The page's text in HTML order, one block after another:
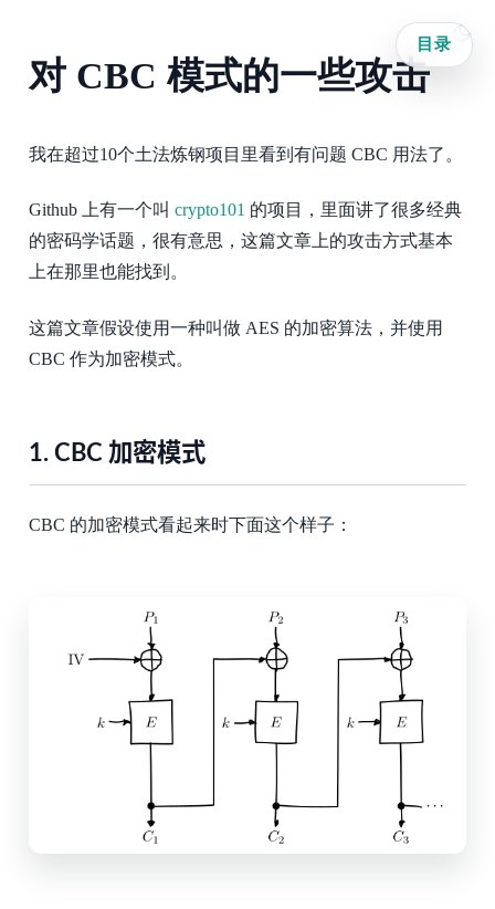
对 CBC 模式的一些攻击
我在超过10个土法炼钢项目里看到有问题 CBC 用法了。
Github 上有一个叫 crypto101 的项目，里面讲了很多经典
的密码学话题，很有意思，这篇文章上的攻击方式基本
上在那里也能找到。
这篇文章假设使用一种叫做 AES 的加密算法，并使用
CBC 作为加密模式。
1.CBC 加密模式
CBC 的加密模式看起来时下面这个样子：
目录